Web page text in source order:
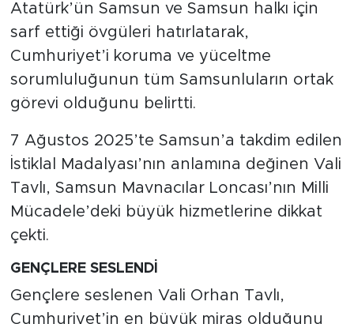
Atatürk’ün Samsun ve Samsun halkı için
sarf ettiği övgüleri hatırlatarak,
Cumhuriyet’i koruma ve yüceltme
sorumluluğunun tüm Samsunluların ortak
görevi olduğunu belirtti.
7 Ağustos 2025’te Samsun’a takdim edilen
İstiklal Madalyası’nın anlamına değinen Vali
Tavlı, Samsun Mavnacılar Loncası’nın Milli
Mücadele’deki büyük hizmetlerine dikkat
çekti.
GENÇLERE SESLENDİ
Gençlere seslenen Vali Orhan Tavlı,
Cumhuriyet’in en büyük miras olduğunu